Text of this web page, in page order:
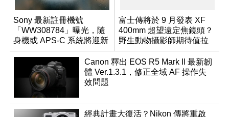
Sony 最新註冊機號
「WW308784」曝光，隨
身機或 APS-C 系統將迎新
成員？
富士傳將於 9 月發表 XF
400mm 超望遠定焦鏡頭？
野生動物攝影師期待值拉
滿
Canon 釋出 EOS R5 Mark II 最新韌
體 Ver.1.3.1，修正全域 AF 操作失
效問題
經典計畫大復活？Nikon 傳將重啟